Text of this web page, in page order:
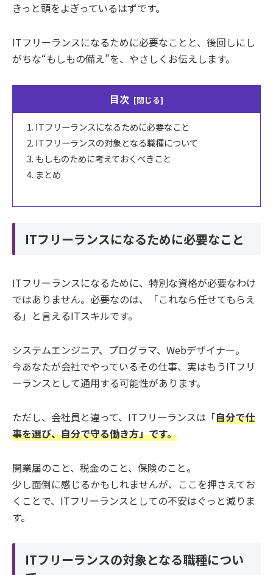
きっと頭をよぎっているはずです。
ITフリーランスになるために必要なことと、後回しにし
がちな“もしもの備え”を、やさしくお伝えします。
目次
ITフリーランスになるために必要なこと
ITフリーランスの対象となる職種について
もしものために考えておくべきこと
まとめ
ITフリーランスになるために必要なこと
ITフリーランスになるために、特別な資格が必要なわけ
ではありません。必要なのは、「これなら任せてもらえ
る」と言えるITスキルです。
システムエンジニア、プログラマ、Webデザイナー。
今あなたが会社でやっているその仕事、実はもうITフリ
ーランスとして通用する可能性があります。
ただし、会社員と違って、ITフリーランスは「自分で仕
事を選び、自分で守る働き方」です。
開業届のこと、税金のこと、保険のこと。
少し面倒に感じるかもしれませんが、ここを押さえてお
くことで、ITフリーランスとしての不安はぐっと減りま
す。
ITフリーランスの対象となる職種につい